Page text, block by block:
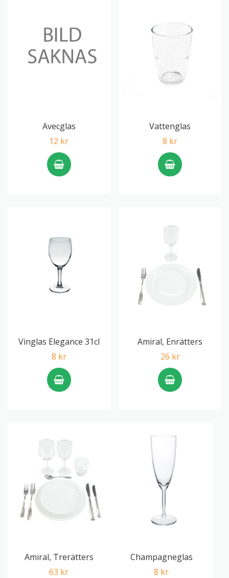
Avecglas
12 kr
Vattenglas
8 kr
Vinglas Elegance 31cl
8 kr
Amiral, Enrätters
26 kr
Amiral, Trerätters
63 kr
Champagneglas
8 kr